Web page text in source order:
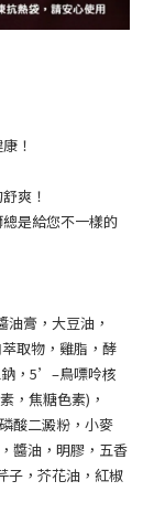
！
爽！
是給您不一樣的
膏，大豆油，
取物，雞脂，酵
，5’–鳥嘌呤核
，焦糖色素)，
酸二澱粉，小麥
醬油，明膠，五香
子，芥花油，紅椒